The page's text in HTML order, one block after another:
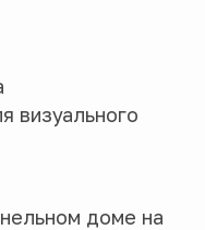
визуального
доме на